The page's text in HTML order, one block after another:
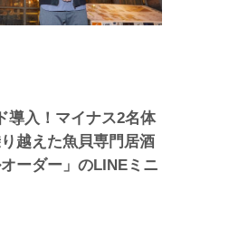
導入！マイナス2名体
越えた魚貝専門居酒
ーダー」のLINEミニ